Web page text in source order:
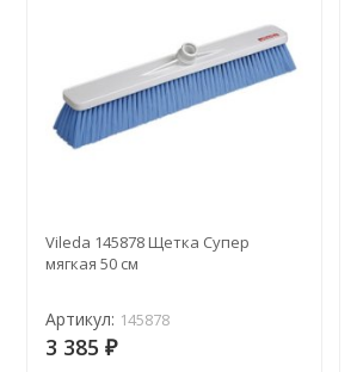
Vileda 145878 Щетка Супер
мягкая 50 см
Артикул: 145878
3 385 ₽